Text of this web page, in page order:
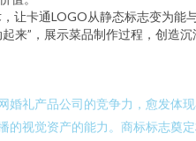
让卡通LOGO从静态标志变为能
来”，展示菜品制作过程，创造沉
婚礼产品公司的竞争力，愈发体
的视觉资产的能力。商标标志奠